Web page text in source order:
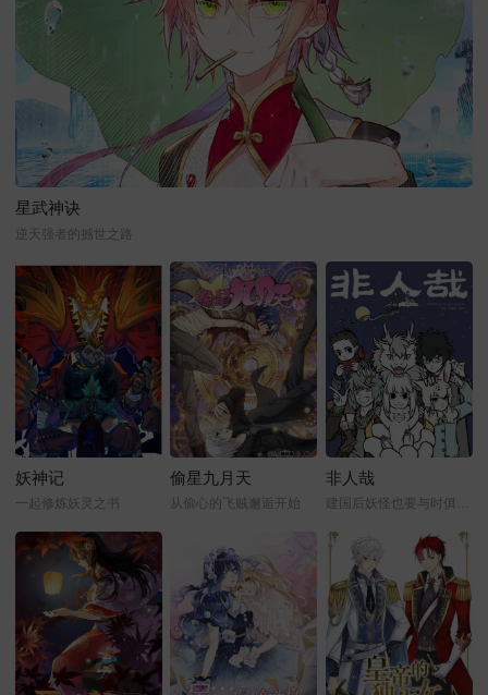
星武神诀
逆天强者的撼世之路
妖神记
一起修炼妖灵之书
偷星九月天
从偷心的飞贼邂逅开始
非人哉